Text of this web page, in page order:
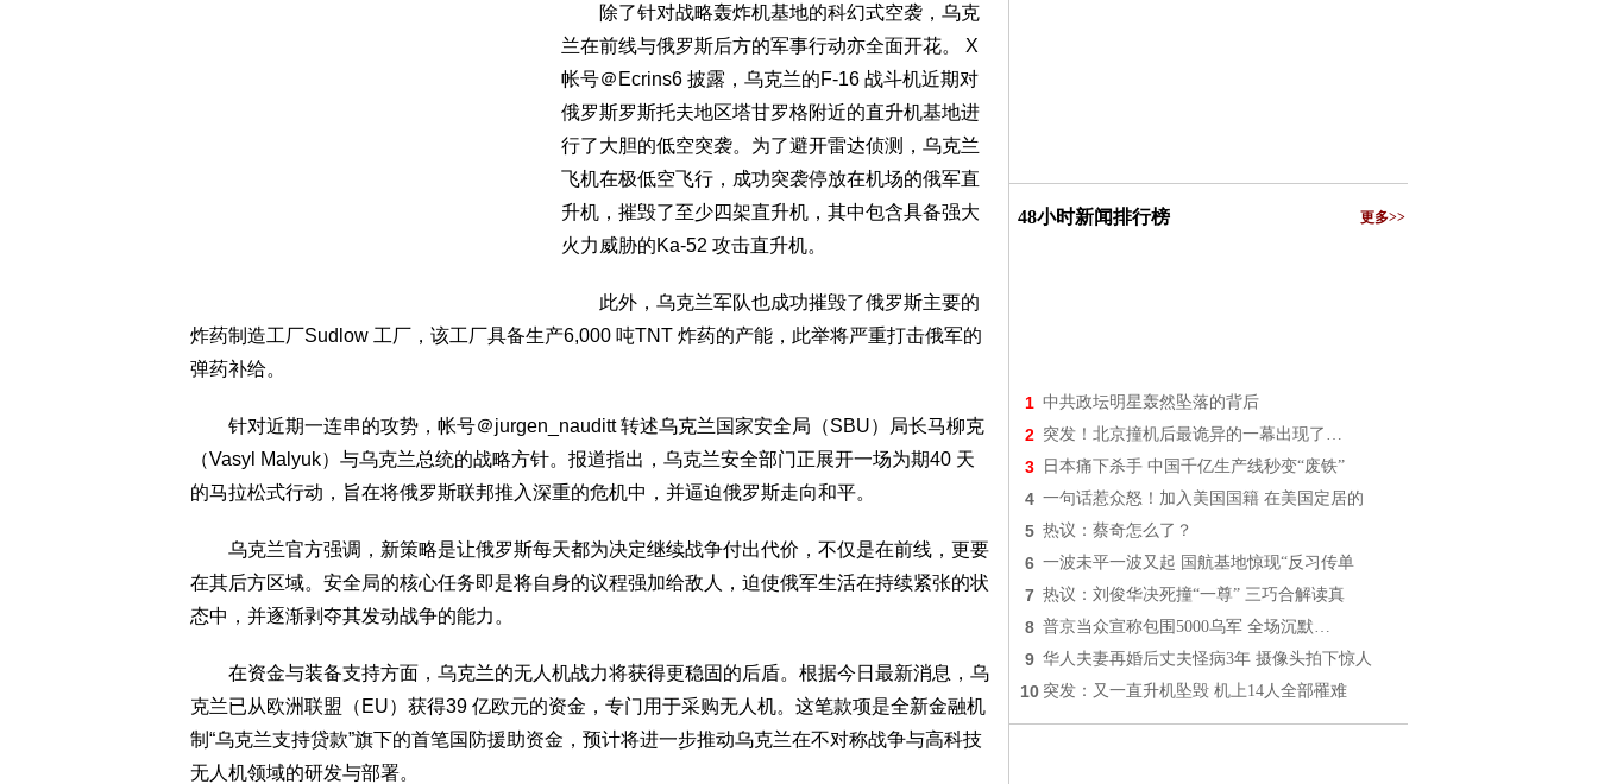
除了针对战略轰炸机基地的科幻式空袭，乌克
兰在前线与俄罗斯后方的军事行动亦全面开花。 X
帐号＠Ecrins6 披露，乌克兰的F-16 战斗机近期对
俄罗斯罗斯托夫地区塔甘罗格附近的直升机基地进
行了大胆的低空突袭。为了避开雷达侦测，乌克兰
飞机在极低空飞行，成功突袭停放在机场的俄军直
升机，摧毁了至少四架直升机，其中包含具备强大
火力威胁的Ka-52 攻击直升机。
此外，乌克兰军队也成功摧毁了俄罗斯主要的
炸药制造工厂Sudlow 工厂，该工厂具备生产6,000 吨TNT 炸药的产能，此举将严重打击俄军的
弹药补给。
针对近期一连串的攻势，帐号＠jurgen_nauditt 转述乌克兰国家安全局（SBU）局长马柳克
（Vasyl Malyuk）与乌克兰总统的战略方针。报道指出，乌克兰安全部门正展开一场为期40 天
的马拉松式行动，旨在将俄罗斯联邦推入深重的危机中，并逼迫俄罗斯走向和平。
乌克兰官方强调，新策略是让俄罗斯每天都为决定继续战争付出代价，不仅是在前线，更要
在其后方区域。安全局的核心任务即是将自身的议程强加给敌人，迫使俄军生活在持续紧张的状
态中，并逐渐剥夺其发动战争的能力。
在资金与装备支持方面，乌克兰的无人机战力将获得更稳固的后盾。根据今日最新消息，乌
克兰已从欧洲联盟（EU）获得39 亿欧元的资金，专门用于采购无人机。这笔款项是全新金融机
制“乌克兰支持贷款”旗下的首笔国防援助资金，预计将进一步推动乌克兰在不对称战争与高科技
无人机领域的研发与部署。
48小时新闻排行榜 更多>>
1 中共政坛明星轰然坠落的背后
2 突发！北京撞机后最诡异的一幕出现了…
3 日本痛下杀手 中国千亿生产线秒变“废铁”
4 一句话惹众怒！加入美国国籍 在美国定居的
5 热议：蔡奇怎么了？
6 一波未平一波又起 国航基地惊现“反习传单
7 热议：刘俊华决死撞“一尊” 三巧合解读真
8 普京当众宣称包围5000乌军 全场沉默…
9 华人夫妻再婚后丈夫怪病3年 摄像头拍下惊人
10 突发：又一直升机坠毁 机上14人全部罹难